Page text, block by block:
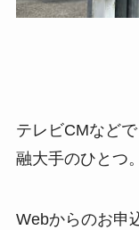
テレビCMなど
融大手のひとつ。
Webからのお申